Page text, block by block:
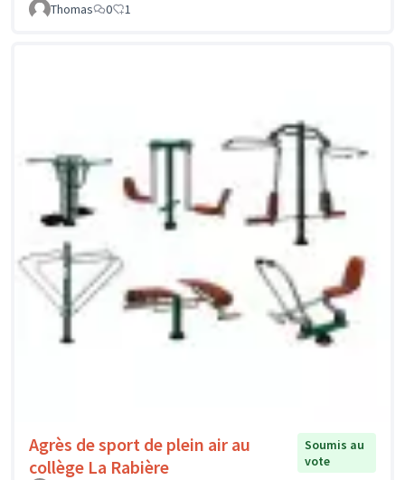
Thomas
0 1
Agrès de sport de plein air au
collège La Rabière
Soumis au
vote